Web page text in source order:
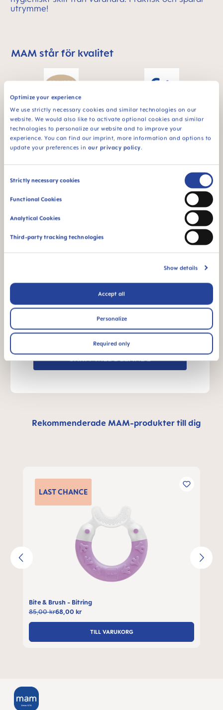
Optimize your experience
We use strictly necessary cookies and similar technologies on our
website. We would also like to activate optional cookies and similar
technologies to personalize our website and to improve your
experience. You can find our imprint, more information and options to
update your preferences in our privacy policy.
Consent
Strictly necessary cookies
Functional Cookies
Analytical Cookies
Third-party tracking technologies
Show details
Accept all
Personalize
Required only
utrymme!
Skip MAM Means Quality Icon Bar
MAM står för kvalitet
BPA & BPS FREE
Alla produkter från
MAM är tillverkade
För bebisar från 6
månader
FAQ
ANDRA FRÅGOR?
inom kort
SKRIV MEDDELANDE
Rekommenderade MAM-produkter till dig
LASTCHANCE
Bite & Brush - Bitring
68,00 kr
85,00 kr
TILL VARUKORG